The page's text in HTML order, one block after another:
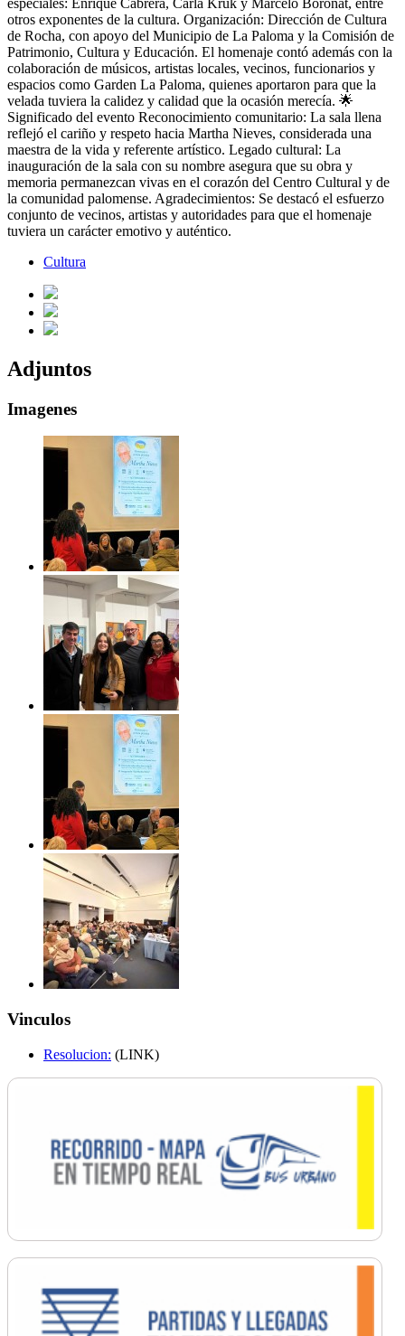
otros exponentes de la cultura. Organización: Dirección de Cultura
de Rocha, con apoyo del Municipio de La Paloma y la Comisión de
Patrimonio, Cultura y Educación. El homenaje contó además con la
colaboración de músicos, artistas locales, vecinos, funcionarios y
espacios como Garden La Paloma, quienes aportaron para que la
velada tuviera la calidez y calidad que la ocasión merecía. 🌟
Significado del evento Reconocimiento comunitario: La sala llena
reflejó el cariño y respeto hacia Martha Nieves, considerada una
maestra de la vida y referente artístico. Legado cultural: La
inauguración de la sala con su nombre asegura que su obra y
memoria permanezcan vivas en el corazón del Centro Cultural y de
la comunidad palomense. Agradecimientos: Se destacó el esfuerzo
conjunto de vecinos, artistas y autoridades para que el homenaje
tuviera un carácter emotivo y auténtico.
Cultura
Adjuntos
Imagenes
Vinculos
Resolucion: (LINK)